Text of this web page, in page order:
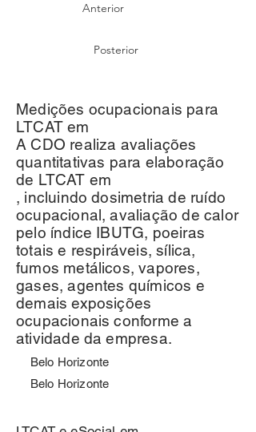
Anterior
Posterior
Medições ocupacionais para
LTCAT em
A CDO realiza avaliações
quantitativas para elaboração
de LTCAT em
, incluindo dosimetria de ruído
ocupacional, avaliação de calor
pelo índice IBUTG, poeiras
totais e respiráveis, sílica,
fumos metálicos, vapores,
gases, agentes químicos e
demais exposições
ocupacionais conforme a
atividade da empresa.
Belo Horizonte
Belo Horizonte